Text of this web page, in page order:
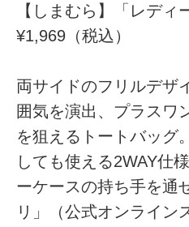
【しまむら】「レディ
¥1,969（税込）
両サイドのフリルデザ
囲気を演出、プラスワ
を狙えるトートバッグ
しても使える2WAY仕
ーケースの持ち手を通
リ」（公式オンライン